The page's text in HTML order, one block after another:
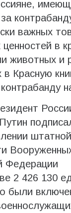
важных
ценностей в
животных и
в Красную
штатной
Федерации
2 426 130
были